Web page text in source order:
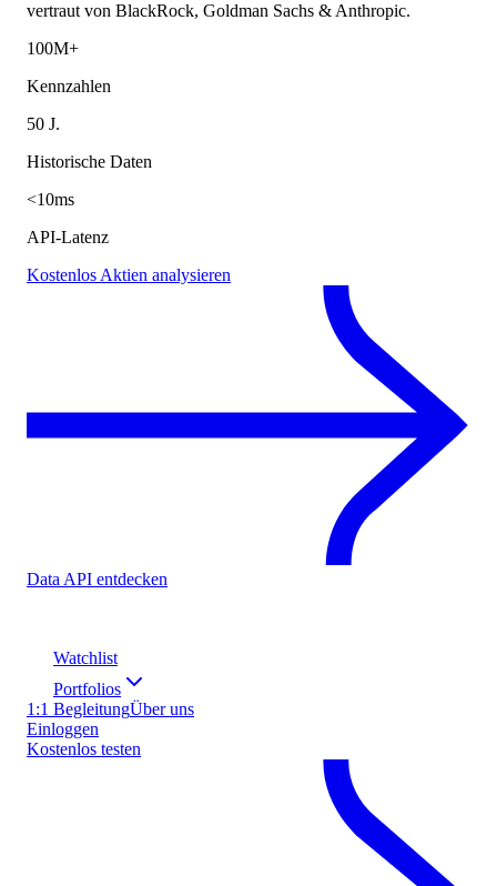
vertraut von BlackRock, Goldman Sachs & Anthropic.
100M+
Kennzahlen
50 J.
Historische Daten
<10ms
API-Latenz
Kostenlos Aktien analysieren
Data API entdecken
Watchlist
Portfolios
1:1 BegleitungÜber uns
Einloggen
Kostenlos testen